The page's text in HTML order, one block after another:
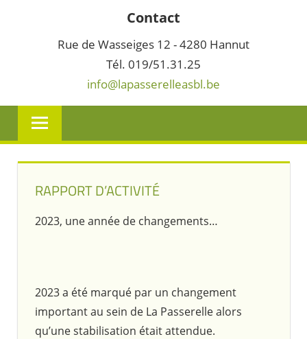
Contact
Rue de Wasseiges 12 - 4280 Hannut
Tél. 019/51.31.25
info@lapasserelleasbl.be
RAPPORT D’ACTIVITÉ
2023, une année de changements…
2023 a été marqué par un changement
important au sein de La Passerelle alors
qu’une stabilisation était attendue.